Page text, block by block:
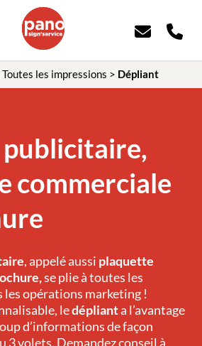
Toutes les impressions > Dépliant
commerciale
, appelé aussi plaquette
se plie à toutes les
opérations marketing !
ledéplianta l’avantage
d’informations de façon
3 volets. Demandez conseil à
cookies